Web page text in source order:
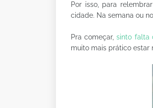
Por isso, para
cidade. Na semana ou
Pra começar,sinto falta
muito mais prático estar